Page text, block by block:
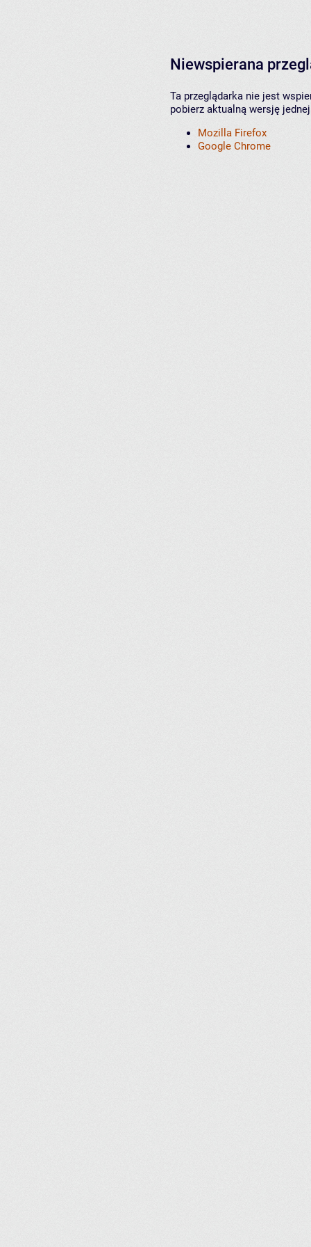
Niewspierana
Ta przeglądarka nie jest
pobierz aktualną wersję
Mozilla Firefox
Google Chrome